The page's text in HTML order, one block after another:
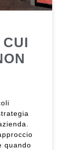
quando